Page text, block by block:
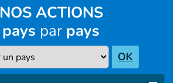
NOS ACTIONS
pays par pays
OK